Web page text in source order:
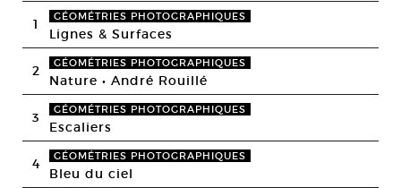
1 GÉOMÉTRIES PHOTOGRAPHIQUES
Lignes & Surfaces
2 GÉOMÉTRIES PHOTOGRAPHIQUES
Nature • André Rouillé
3 GÉOMÉTRIES PHOTOGRAPHIQUES
Escaliers
4 GÉOMÉTRIES PHOTOGRAPHIQUES
Bleu du ciel